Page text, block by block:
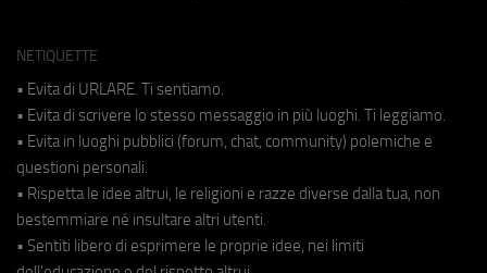
NETIQUETTE
• Evita di URLARE. Ti sentiamo.
• Evita di scrivere lo stesso messaggio in più luoghi. Ti leggiamo.
• Evita in luoghi pubblici (forum, chat, community) polemiche e
questioni personali.
• Rispetta le idee altrui, le religioni e razze diverse dalla tua, non
bestemmiare né insultare altri utenti.
• Sentiti libero di esprimere le proprie idee, nei limiti